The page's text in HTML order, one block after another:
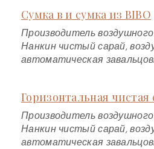
Сумка в и сумка из BIBO
Производитель
Нанкин чистый сарай,
автоматическая
Горизонтальная чистая
Производитель
Нанкин чистый сарай,
автоматическая